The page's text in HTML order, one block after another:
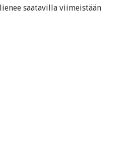
saatavilla viimeistään